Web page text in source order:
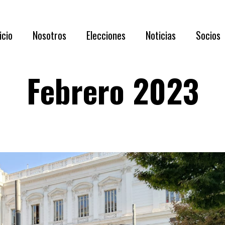
Nosotros
Acerca de Nosotros
Directorio 2026 – 2028
Elecciones
RESULTADOS
Asamblea
Noticias Socios
Directorio
Febrero 2023